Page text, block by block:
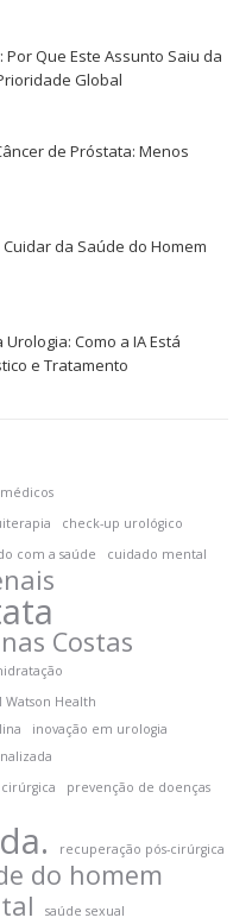
Que Este Assunto Saiu da
Global
de Próstata: Menos
da Saúde do Homem
Como a IA Está
e Tratamento
check-up urológico
com a saúde
cuidado mental
Costas
Watson Health
inovação em urologia
prevenção de doenças
recuperação pós-cirúrgica
do homem
saúde sexual